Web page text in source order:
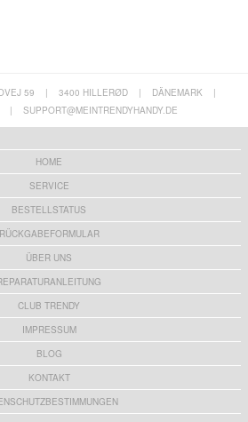
59 | 3400 HILLERØD | DÄNEMARK
|
| SUPPORT@MEINTRENDYHANDY.DE
HOME
SERVICE
BESTELLSTATUS
RÜCKGABEFORMULAR
ÜBER UNS
CLUB TRENDY
IMPRESSUM
BLOG
KONTAKT